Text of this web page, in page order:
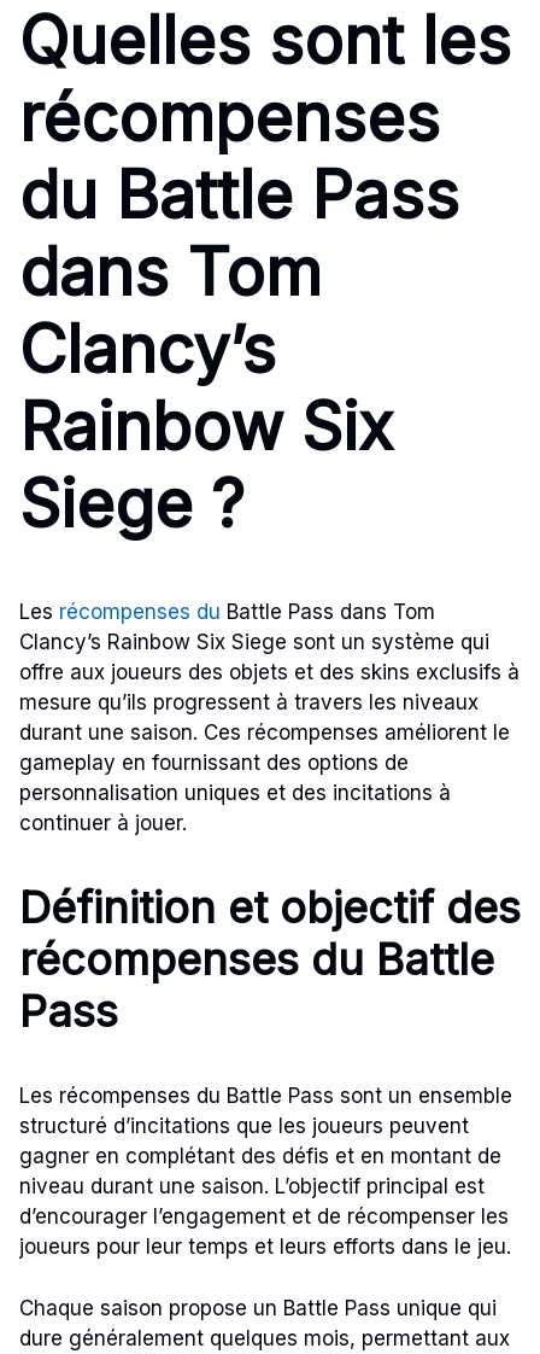
Quelles sont les
récompenses
du Battle Pass
dans Tom
Clancy’s
Rainbow Six
Siege ?
Les récompenses du Battle Pass dans Tom
Clancy’s Rainbow Six Siege sont un système qui
offre aux joueurs des objets et des skins exclusifs à
mesure qu’ils progressent à travers les niveaux
durant une saison. Ces récompenses améliorent le
gameplay en fournissant des options de
personnalisation uniques et des incitations à
continuer à jouer.
Définition et objectif des
récompenses du Battle
Pass
Les récompenses du Battle Pass sont un ensemble
structuré d’incitations que les joueurs peuvent
gagner en complétant des défis et en montant de
niveau durant une saison. L’objectif principal est
d’encourager l’engagement et de récompenser les
joueurs pour leur temps et leurs efforts dans le jeu.
Chaque saison propose un Battle Pass unique qui
dure généralement quelques mois, permettant aux